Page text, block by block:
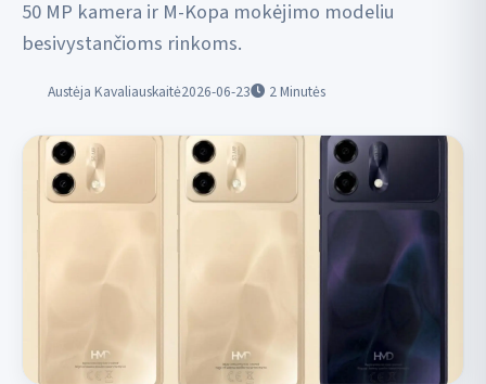
50 MP kamera ir M-Kopa mokėjimo modeliu
besivystančioms rinkoms.
Austėja Kavaliauskaitė2026-06-23 2Minutės